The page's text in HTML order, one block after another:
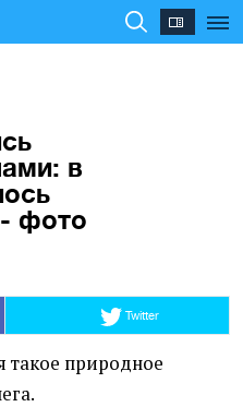
в
- фото
Twitter
такое природное